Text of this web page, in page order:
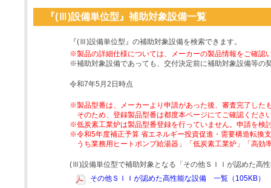
『(Ⅲ)設備単位型』補助対象設備一覧
『(Ⅲ)設備単位型』の補助対象設備を検索できます。
※製品の詳細仕様については、メーカーの製品情報をご確認
※補助対象設備であっても、交付決定前に補助対象設備等の
令和7年5月2日時点
※製品型番は、メーカーより申請があった後、審査完了した
そのため、登録製品型番は都度本ページにてご確認くださ
※低炭素工業炉は製品型番登録を行っていません。申請を検
※令和5年度補正予算 省エネルギー投資促進・需要構造転換
うち業務用ヒートポンプ給湯器」「低炭素工業炉」「高
(Ⅲ)設備単位型で補助対象となる「その他ＳＩＩが認めた高
その他ＳＩＩが認めた高性能な設備 一覧（105KB）